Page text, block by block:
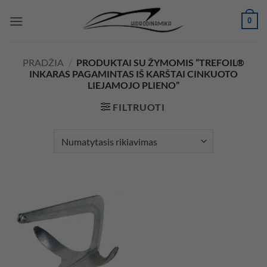
0
PRADŽIA / PRODUKTAI SU ŽYMOMIS “TREFOIL®
INKARAS PAGAMINTAS IŠ KARŠTAI CINKUOTO
LIEJAMOJO PLIENO”
FILTRUOTI